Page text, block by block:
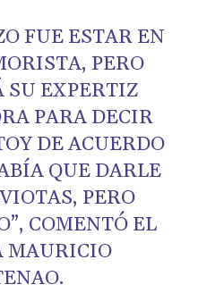
FUE ESTAR EN
PERO
SU EXPERTIZ
PARA DECIR
DE ACUERDO
QUE DARLE
PERO
COMENTÓ EL
MAURICIO